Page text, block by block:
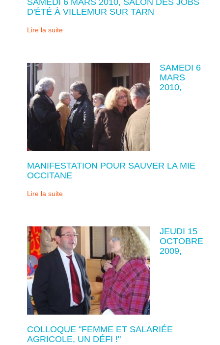
D'ÉTÉ À VILLEMUR SUR TARN
Lire la suite
SAMEDI 6
MARS
2010,
MANIFESTATION POUR SAUVER LA MIE
OCCITANE
Lire la suite
JEUDI 15
OCTOBRE
2009,
COLLOQUE "FEMME ET SALARIÉE
AGRICOLE, UN DÉFI !"